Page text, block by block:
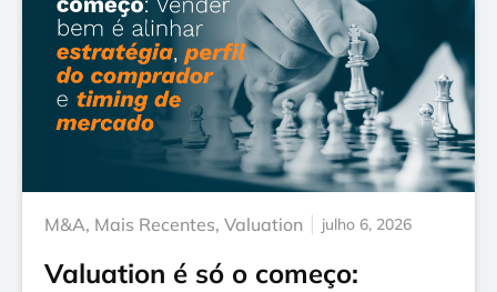
M&A, Mais Recentes, Valuation julho 6, 2026
Valuation é só o começo: